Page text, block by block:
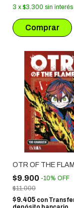
3 x $3.300 sin interés
OTR OF THE
$9.900 -10% OFF
$11.000
$9.405 con